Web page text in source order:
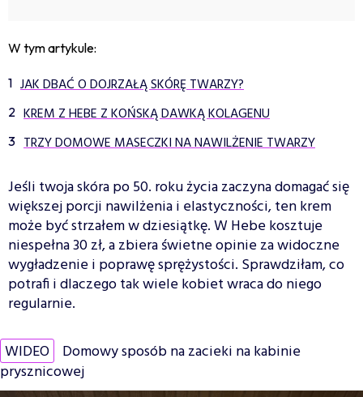
W tym artykule:
JAK DBAĆ O DOJRZAŁĄ SKÓRĘ TWARZY?
KREM Z HEBE Z KOŃSKĄ DAWKĄ KOLAGENU
TRZY DOMOWE MASECZKI NA NAWILŻENIE TWARZY
Jeśli twoja skóra po 50. roku życia zaczyna domagać się
większej porcji nawilżenia i elastyczności, ten krem
może być strzałem w dziesiątkę. W Hebe kosztuje
niespełna 30 zł, a zbiera świetne opinie za widoczne
wygładzenie i poprawę sprężystości. Sprawdziłam, co
potrafi i dlaczego tak wiele kobiet wraca do niego
regularnie.
WIDEO Domowy sposób na zacieki na kabinie
prysznicowej